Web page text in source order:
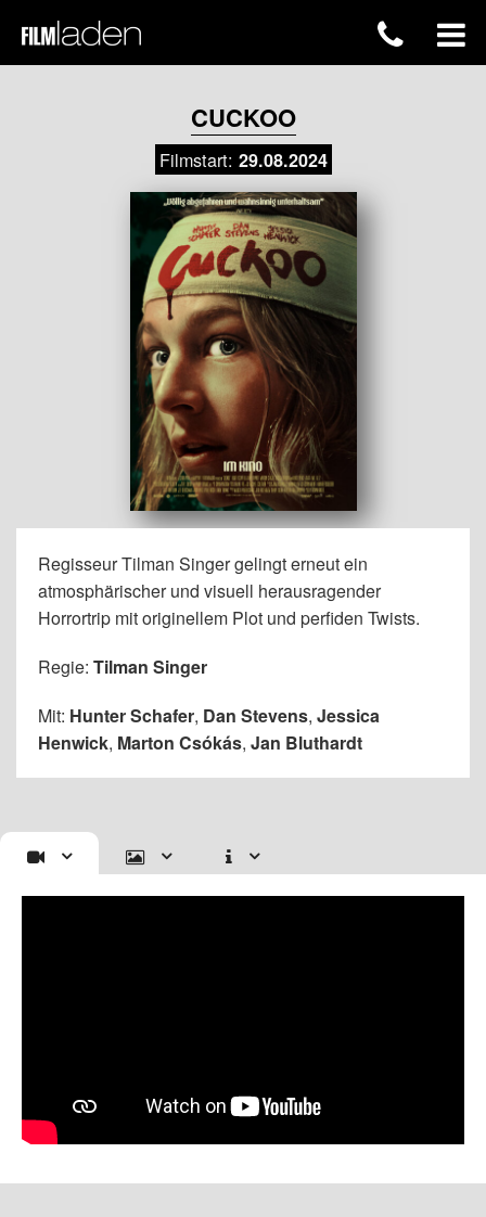
CUCKOO
Filmstart: 29.08.2024
Regisseur Tilman Singer gelingt erneut ein
atmosphärischer und visuell herausragender
Horrortrip mit originellem Plot und perfiden Twists.
Regie: Tilman Singer
Mit: Hunter Schafer, Dan Stevens, Jessica
Henwick, Marton Csókás, Jan Bluthardt